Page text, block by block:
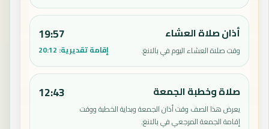
أذان صلاة العشاء
وقت صلاة العشاء اليوم في بالانغ.
19:57
إقامة تقديرية: 20:12
صلاة وخطبة الجمعة
يعرض هذا الصف وقت أذان الجمعة وبداية الخطبة ووقت
إقامة الجمعة المرجعي في بالانغ.
12:43